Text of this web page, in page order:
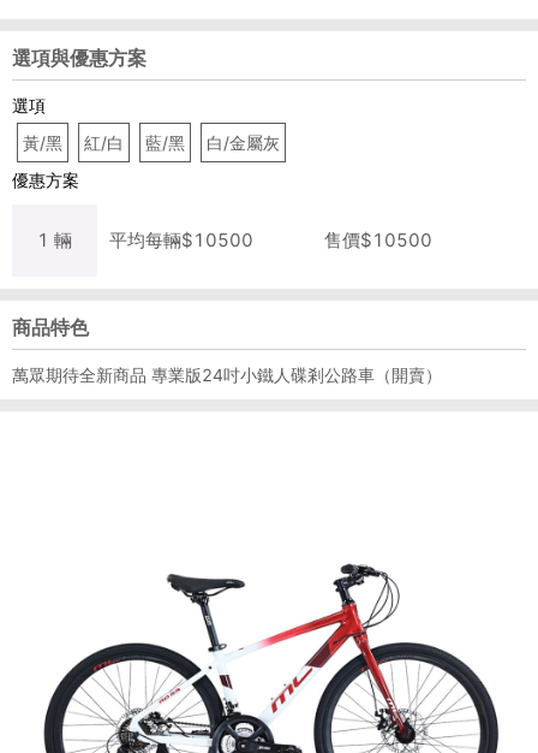
選項與優惠方案
選項
黃/黑
紅/白 藍/黑
白/金屬灰
優惠方案
1 輛 平均每輛$10500 售價$10500
商品特色